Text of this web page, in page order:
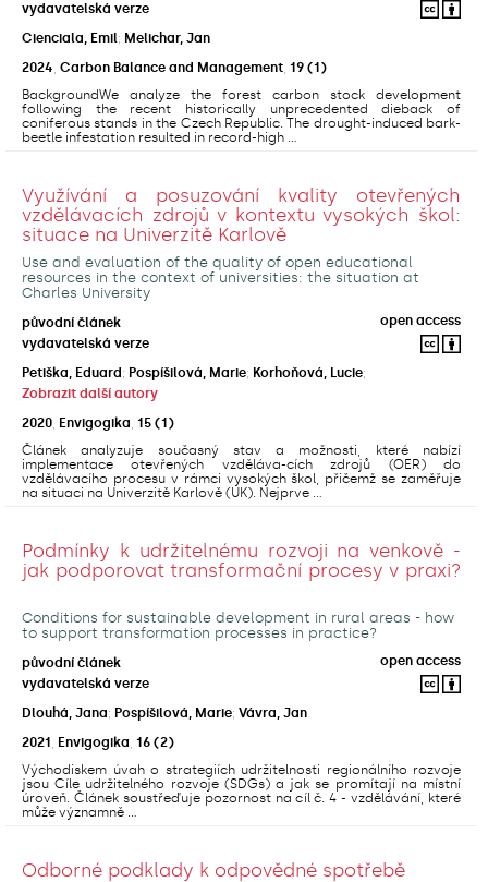
vydavatelská verze
Cienciala, Emil; Melichar, Jan
2024 Carbon Balance and Management 19 (1)
BackgroundWe analyze the forest carbon stock development
following the recent historically unprecedented dieback of
coniferous stands in the Czech Republic. The drought-induced bark-
beetle infestation resulted in record-high ...
Využívání a posuzování kvality otevřených
vzdělávacích zdrojů v kontextu vysokých škol:
situace na Univerzitě Karlově
Use and evaluation of the quality of open educational
resources in the context of universities: the situation at
Charles University
původní článek
open access
vydavatelská verze
Petiška, Eduard ; Pospíšilová, Marie; Korhoňová, Lucie;
Zobrazit další autory
2020 Envigogika 15 (1)
Článek analyzuje současný stav a možnosti, které nabízí
implementace otevřených vzděláva-cích zdrojů (OER) do
vzdělávacího procesu v rámci vysokých škol, přičemž se zaměřuje
na situaci na Univerzitě Karlově (UK). Nejprve ...
Podmínky k udržitelnému rozvoji na venkově -
jak podporovat transformační procesy v praxi?
Conditions for sustainable development in rural areas - how
to support transformation processes in practice?
původní článek
open access
vydavatelská verze
Dlouhá, Jana; Pospíšilová, Marie; Vávra, Jan
2021
Envigogika 16 (2)
Východiskem úvah o strategiích udržitelnosti regionálního rozvoje
jsou Cíle udržitelného rozvoje (SDGs) a jak se promítají na místní
úroveň. Článek soustřeďuje pozornost na cíl č. 4 - vzdělávání, které
může významně ...
Odborné podklady k odpovědné spotřebě